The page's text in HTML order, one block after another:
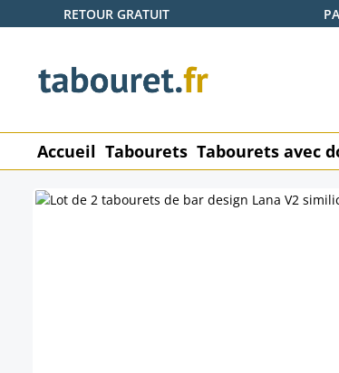
au contenu principal
Passer à la recherche
Passer à la navigation principale
RETOUR GRATUIT
Accueil Tabourets Tabourets avec